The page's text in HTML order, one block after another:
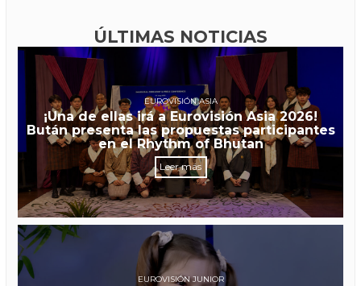
ÚLTIMAS NOTICIAS
EUROVISIÓN ASIA
¡Una de ellas irá a Eurovisión Asia 2026!
Bután presenta las propuestas participantes
en el Rhythm of Bhutan
Leer más
EUROVISIÓN JUNIOR